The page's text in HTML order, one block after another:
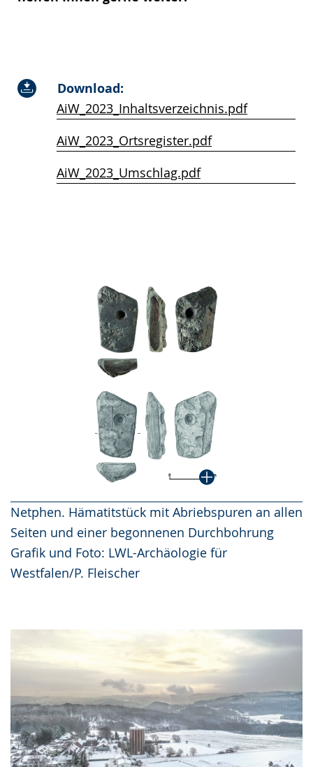
Download:
AiW_2023_Inhaltsverzeichnis.pdf
AiW_2023_Ortsregister.pdf
AiW_2023_Umschlag.pdf
Netphen. Hämatitstück mit Abriebspuren an allen
Seiten und einer begonnenen Durchbohrung
Grafik und Foto: LWL-Archäologie für
Westfalen/P. Fleischer